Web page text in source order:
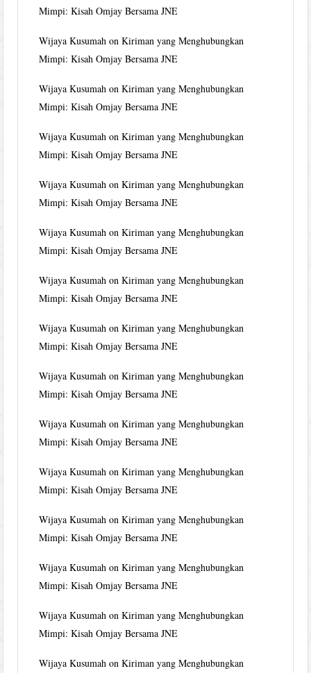
Mimpi: Kisah Omjay Bersama JNE
Wijaya Kusumah onKiriman yang Menghubungkan
Mimpi: Kisah Omjay Bersama JNE
Wijaya Kusumah onKiriman yang Menghubungkan
Mimpi: Kisah Omjay Bersama JNE
Wijaya Kusumah onKiriman yang Menghubungkan
Mimpi: Kisah Omjay Bersama JNE
Wijaya Kusumah onKiriman yang Menghubungkan
Mimpi: Kisah Omjay Bersama JNE
Wijaya Kusumah onKiriman yang Menghubungkan
Mimpi: Kisah Omjay Bersama JNE
Wijaya Kusumah onKiriman yang Menghubungkan
Mimpi: Kisah Omjay Bersama JNE
Wijaya Kusumah onKiriman yang Menghubungkan
Mimpi: Kisah Omjay Bersama JNE
Wijaya Kusumah onKiriman yang Menghubungkan
Mimpi: Kisah Omjay Bersama JNE
Wijaya Kusumah onKiriman yang Menghubungkan
Mimpi: Kisah Omjay Bersama JNE
Wijaya Kusumah onKiriman yang Menghubungkan
Mimpi: Kisah Omjay Bersama JNE
Wijaya Kusumah onKiriman yang Menghubungkan
Mimpi: Kisah Omjay Bersama JNE
Wijaya Kusumah onKiriman yang Menghubungkan
Mimpi: Kisah Omjay Bersama JNE
Wijaya Kusumah onKiriman yang Menghubungkan
Mimpi: Kisah Omjay Bersama JNE
Wijaya Kusumah onKiriman yang Menghubungkan